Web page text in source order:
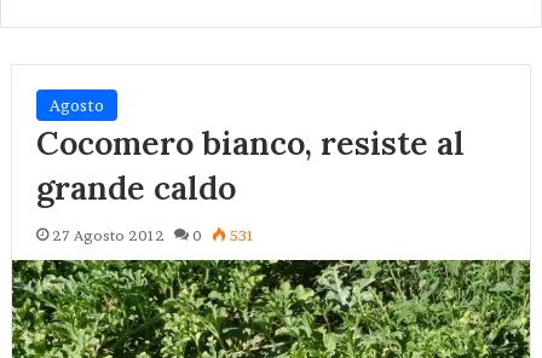
Agosto
Cocomero bianco, resiste al
grande caldo
27 Agosto 2012 0 531